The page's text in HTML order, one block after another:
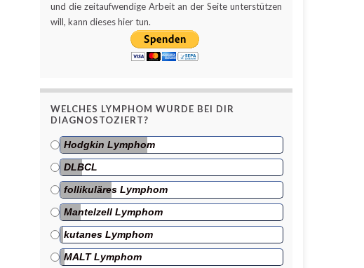
und die zeitaufwendige Arbeit an der Seite unterstützen
will, kann dieses hier tun.
WELCHES LYMPHOM WURDE BEI DIR
DIAGNOSTOZIERT?
Hodgkin Lymphom
DLBCL
follikuläres Lymphom
Mantelzell Lymphom
kutanes Lymphom
MALT Lymphom